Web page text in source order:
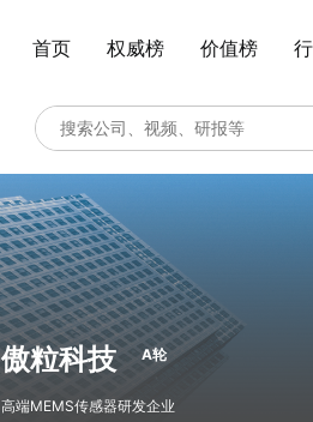
首页 权威榜 价值榜
傲粒科技 A轮
高端MEMS传感器研发企业